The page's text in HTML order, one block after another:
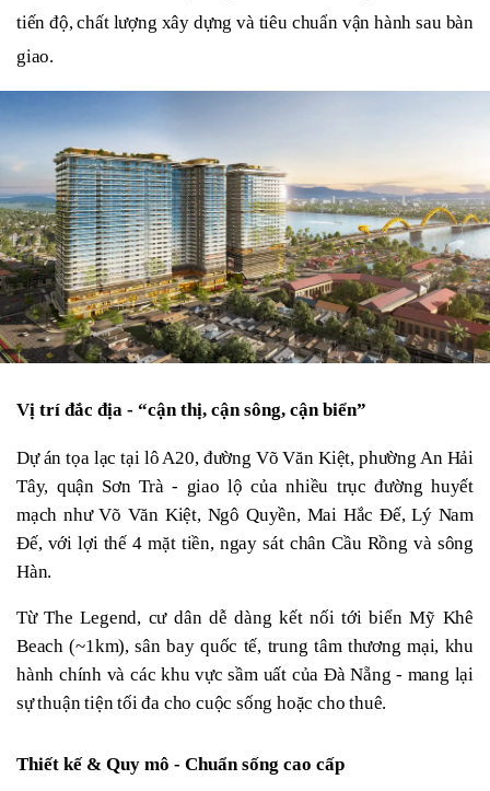
tiến độ, chất lượng xây dựng và tiêu chuẩn vận hành sau bàn
giao.
Vị trí đắc địa - “cận thị, cận sông, cận biển”
Dự án tọa lạc tại lô A20, đường Võ Văn Kiệt, phường An Hải
Tây, quận Sơn Trà - giao lộ của nhiều trục đường huyết
mạch như Võ Văn Kiệt, Ngô Quyền, Mai Hắc Đế, Lý Nam
Đế, với lợi thế 4 mặt tiền, ngay sát chân Cầu Rồng và sông
Hàn.
Từ The Legend, cư dân dễ dàng kết nối tới biển Mỹ Khê
Beach (~1km), sân bay quốc tế, trung tâm thương mại, khu
hành chính và các khu vực sầm uất của Đà Nẵng - mang lại
sự thuận tiện tối đa cho cuộc sống hoặc cho thuê.
Thiết kế & Quy mô - Chuẩn sống cao cấp